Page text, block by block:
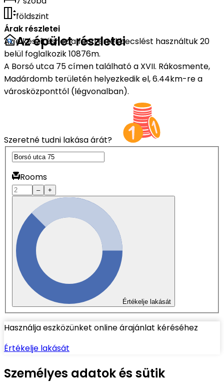
földszint
Árak részletei
Az elkészítéshez a fenti értékbecslést használtuk 20
belül foglalkozik 10876m.
Az épület részletei
A Borsó utca 75 címen található a XVII. Rákosmente,
Madárdomb területén helyezkedik el, 6.44km-re a
városközponttól (légvonalban).
Szeretné tudni lakása árát?
Rooms
– +
Értékelje lakását
Használja eszközünket online árajánlat kéréséhez
Értékelje lakását
Személyes adatok és sütik